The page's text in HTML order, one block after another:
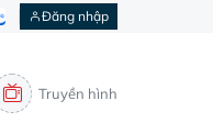
Đăng nhập
Truyền hình